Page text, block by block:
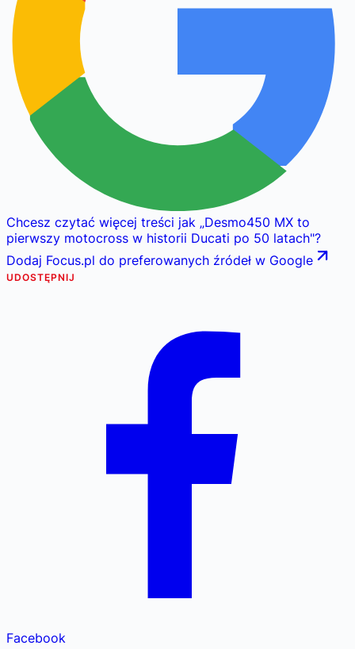
Chcesz czytać więcej treści jak „Desmo450 MX to
pierwszy motocross w historii Ducati po 50 latach"?
Dodaj Focus.pl do preferowanych źródeł w Google
UDOSTĘPNIJ
Facebook